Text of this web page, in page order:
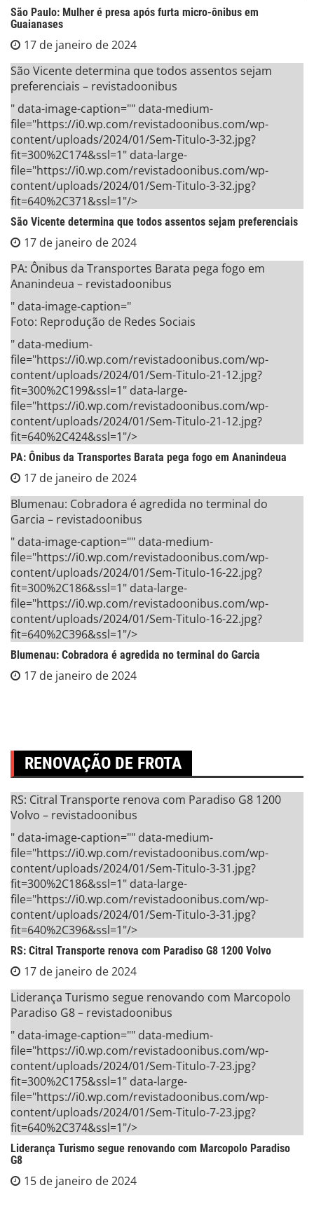
São Paulo: Mulher é presa após furta micro-ônibus em
Guaianases
17 de janeiro de 2024
São Vicente determina que todos assentos sejam
preferenciais – revistadoonibus
" data-image-caption="" data-medium-
file="https://i0.wp.com/revistadoonibus.com/wp-
content/uploads/2024/01/Sem-Titulo-3-32.jpg?
fit=300%2C174&ssl=1" data-large-
file="https://i0.wp.com/revistadoonibus.com/wp-
content/uploads/2024/01/Sem-Titulo-3-32.jpg?
fit=640%2C371&ssl=1"/>
São Vicente determina que todos assentos sejam preferenciais
17 de janeiro de 2024
PA: Ônibus da Transportes Barata pega fogo em
Ananindeua – revistadoonibus
" data-image-caption="
Foto: Reprodução de Redes Sociais
" data-medium-
file="https://i0.wp.com/revistadoonibus.com/wp-
content/uploads/2024/01/Sem-Titulo-21-12.jpg?
fit=300%2C199&ssl=1" data-large-
file="https://i0.wp.com/revistadoonibus.com/wp-
content/uploads/2024/01/Sem-Titulo-21-12.jpg?
fit=640%2C424&ssl=1"/>
PA: Ônibus da Transportes Barata pega fogo em Ananindeua
17 de janeiro de 2024
Blumenau: Cobradora é agredida no terminal do
Garcia – revistadoonibus
" data-image-caption="" data-medium-
file="https://i0.wp.com/revistadoonibus.com/wp-
content/uploads/2024/01/Sem-Titulo-16-22.jpg?
fit=300%2C186&ssl=1" data-large-
file="https://i0.wp.com/revistadoonibus.com/wp-
content/uploads/2024/01/Sem-Titulo-16-22.jpg?
fit=640%2C396&ssl=1"/>
Blumenau: Cobradora é agredida no terminal do Garcia
17 de janeiro de 2024
RENOVAÇÃO DE FROTA
RS: Citral Transporte renova com Paradiso G8 1200
Volvo – revistadoonibus
" data-image-caption="" data-medium-
file="https://i0.wp.com/revistadoonibus.com/wp-
content/uploads/2024/01/Sem-Titulo-3-31.jpg?
fit=300%2C186&ssl=1" data-large-
file="https://i0.wp.com/revistadoonibus.com/wp-
content/uploads/2024/01/Sem-Titulo-3-31.jpg?
fit=640%2C396&ssl=1"/>
RS: Citral Transporte renova com Paradiso G8 1200 Volvo
17 de janeiro de 2024
Liderança Turismo segue renovando com Marcopolo
Paradiso G8 – revistadoonibus
" data-image-caption="" data-medium-
file="https://i0.wp.com/revistadoonibus.com/wp-
content/uploads/2024/01/Sem-Titulo-7-23.jpg?
fit=300%2C175&ssl=1" data-large-
file="https://i0.wp.com/revistadoonibus.com/wp-
content/uploads/2024/01/Sem-Titulo-7-23.jpg?
fit=640%2C374&ssl=1"/>
Liderança Turismo segue renovando com Marcopolo Paradiso
G8
15 de janeiro de 2024